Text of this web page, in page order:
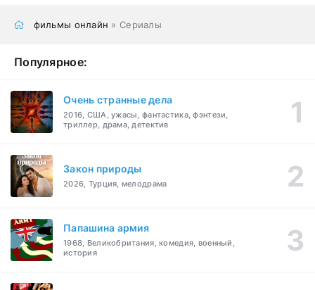
фильмы онлайн » Сериалы
Популярное:
Очень странные дела
2016, США, ужасы, фантастика, фэнтези,
триллер, драма, детектив
Закон природы
2026, Турция, мелодрама
Папашина армия
1968, Великобритания, комедия, военный,
история